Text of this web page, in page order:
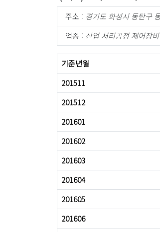
주소 : 경기도 화성시 동탄구
업종 : 산업 처리공정 제어장
기준년월
201511
201512
201601
201602
201603
201604
201605
201606